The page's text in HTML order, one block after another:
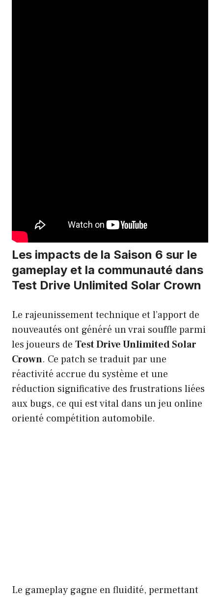
Les impacts de la Saison 6 sur le
gameplay et la communauté dans
Test Drive Unlimited Solar Crown
Le rajeunissement technique et l’apport de
nouveautés ont généré un vrai souffle parmi
les joueurs de Test Drive Unlimited Solar
Crown. Ce patch se traduit par une
réactivité accrue du système et une
réduction significative des frustrations liées
aux bugs, ce qui est vital dans un jeu online
orienté compétition automobile.
Le gameplay gagne en fluidité, permettant